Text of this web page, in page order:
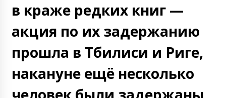
в краже редких книг —
акция по их задержанию
прошла в Тбилиси и Риге,
накануне ещё несколько